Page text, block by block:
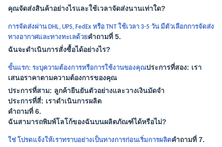
คุณจัดส่งสินค้าอย่างไรและใช้เวลาจัดส่งนานเท่าใด?
การจัดส่งผ่าน DHL, UPS, FedEx หรือ TNT ใช้เวลา 3-5 วัน มีตัวเลือกการจัดส่ง
ทางอากาศและทางทะเลด้วยคำถามที่ 5.
ฉันจะดำเนินการสั่งซื้อได้อย่างไร?
ขั้นแรก: ระบุความต้องการหรือการใช้งานของคุณประการที่สอง: เรา
เสนอราคาตามความต้องการของคุณ
ประการที่สาม: ลูกค้ายืนยันตัวอย่างและวางเงินมัดจำ
ประการที่สี่: เราดำเนินการผลิต
คำถามที่ 6.
ฉันสามารถพิมพ์โลโก้ของฉันบนผลิตภัณฑ์ได้หรือไม่?
ใช่ โปรดแจ้งให้เราทราบอย่างเป็นทางการก่อนเริ่มการผลิตคำถามที่ 7.